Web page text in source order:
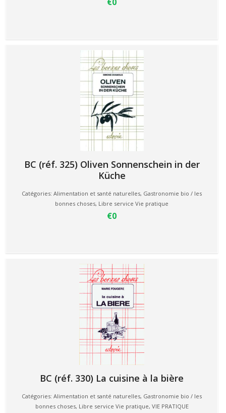
BC (réf. 325) Oliven Sonnenschein in der
Küche
Catégories: Alimentation et santé naturelles, Gastronomie bio / les
bonnes choses, Libre service Vie pratique
€0
BC (réf. 330) La cuisine à la bière
Catégories: Alimentation et santé naturelles, Gastronomie bio / les
bonnes choses, Libre service Vie pratique, VIE PRATIQUE